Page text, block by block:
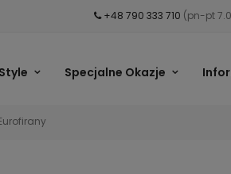
+48 790 333 710 (pn-pt
Style Specjalne Okazje